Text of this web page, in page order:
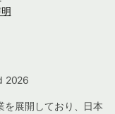
2026
展開しており、日本